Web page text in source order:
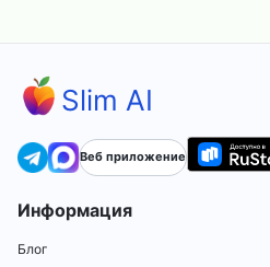
Slim AI
Веб приложение
Информация
Блог